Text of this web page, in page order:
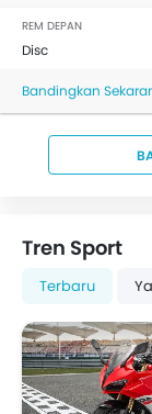
REM DEPAN
Disc
Bandingkan
Tren Sport
Terbaru